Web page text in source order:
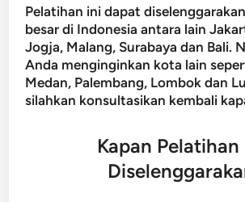
Pelatihan ini dapat
besar di Indonesia antara lain
Jogja, Malang, Surabaya dan Bali.
Anda menginginkan kota lain
Medan, Palembang, Lombok dan
silahkan konsultasikan kembali
Kapan Pelatihan